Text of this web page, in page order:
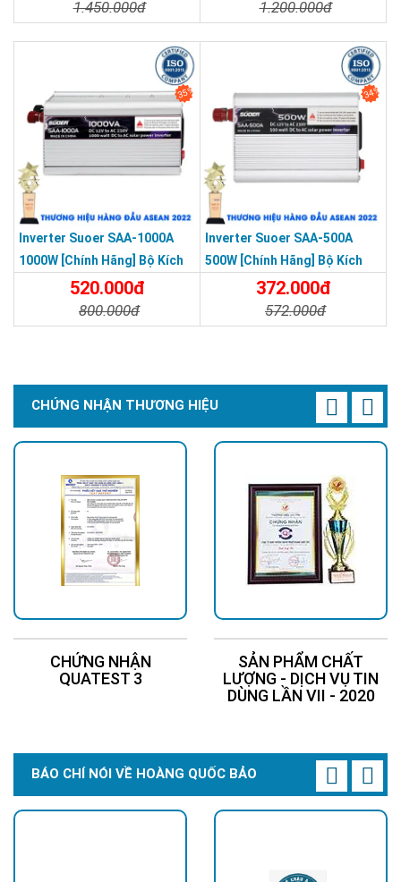
1.450.000đ 1.200.000đ
35%
Inverter Suoer SAA-1000A
1000W [Chính Hãng] Bộ Kích
Điện 12V Lên 220V - Máy Kích
Điện Sin Mô Phỏng
520.000đ
800.000đ
34%
Inverter Suoer SAA-500A
500W [Chính Hãng] Bộ Kích
Điện 12V Lên 220V - Máy Kích
Điện Sin Mô Phỏng
372.000đ
572.000đ
CHỨNG NHẬN THƯƠNG HIỆU
CHỨNG NHẬN
QUATEST 3
SẢN PHẨM CHẤT
LƯỢNG - DỊCH VỤ TIN
DÙNG LẦN VII - 2020
BÁO CHÍ NÓI VỀ HOÀNG QUỐC BẢO